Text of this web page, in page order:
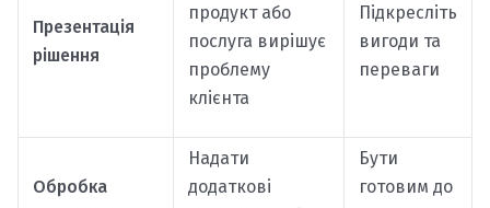
Презентація
рішення
продукт або
послуга вирішує
проблему
клієнта
Підкресліть
вигоди та
переваги
Обробка
Надати
додаткові
Бути
готовим до